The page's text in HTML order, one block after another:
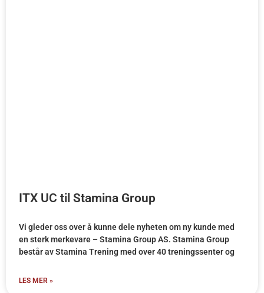
ITX UC til Stamina Group
Vi gleder oss over å kunne dele nyheten om ny kunde med
en sterk merkevare – Stamina Group AS. Stamina Group
består av Stamina Trening med over 40 treningssenter og
LES MER »